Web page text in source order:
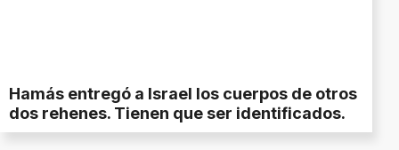
Hamás entregó a Israel los cuerpos de otros
dos rehenes. Tienen que ser identificados.